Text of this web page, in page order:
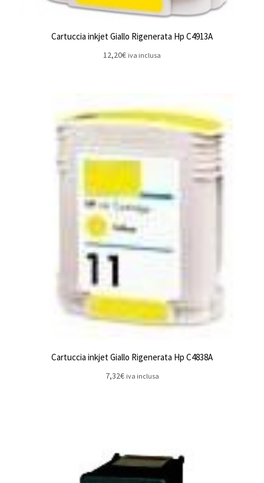
Cartuccia inkjet Giallo Rigenerata Hp C4913A
12,20€ iva inclusa
Cartuccia inkjet Giallo Rigenerata Hp C4838A
7,32€ iva inclusa